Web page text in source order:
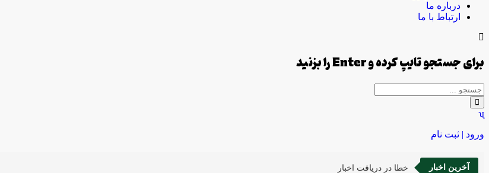
درباره ما
ارتباط با ما
برای جستجو تایپ کرده و Enter را بزنید
ورود | ثبت نام
آخرین اخبار خطا در دریافت اخبار